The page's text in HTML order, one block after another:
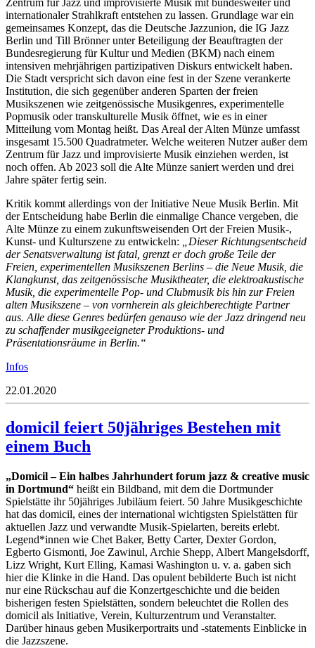
Zentrum für Jazz und improvisierte Musik mit bundesweiter und
internationaler Strahlkraft entstehen zu lassen. Grundlage war ein
gemeinsames Konzept, das die Deutsche Jazzunion, die IG Jazz
Berlin und Till Brönner unter Beteiligung der Beauftragten der
Bundesregierung für Kultur und Medien (BKM) nach einem
intensiven mehrjährigen partizipativen Diskurs entwickelt haben.
Die Stadt verspricht sich davon eine fest in der Szene verankerte
Institution, die sich gegenüber anderen Sparten der freien
Musikszenen wie zeitgenössische Musikgenres, experimentelle
Popmusik oder transkulturelle Musik öffnet, wie es in einer
Mitteilung vom Montag heißt. Das Areal der Alten Münze umfasst
insgesamt 15.500 Quadratmeter. Welche weiteren Nutzer außer dem
Zentrum für Jazz und improvisierte Musik einziehen werden, ist
noch offen. Ab 2023 soll die Alte Münze saniert werden und drei
Jahre später fertig sein.
Kritik kommt allerdings von der Initiative Neue Musik Berlin. Mit
der Entscheidung habe Berlin die einmalige Chance vergeben, die
Alte Münze zu einem zukunftsweisenden Ort der Freien Musik-,
Kunst- und Kulturszene zu entwickeln:
„Dieser Richtungsentscheid
der Senatsverwaltung ist fatal, grenzt er doch große Teile der
Freien, experimentellen Musikszenen Berlins – die Neue Musik, die
Klangkunst, das zeitgenössische Musiktheater, die elektroakustische
Musik, die experimentelle Pop- und Clubmusik bis hin zur Freien
alten Musikszene – von vornherein als gleichberechtigte Partner
aus. Alle diese Genres bedürfen genauso wie der Jazz dringend neu
zu schaffender musikgeeigneter Produktions- und
Präsentationsräume in Berlin.“
Infos
22.01.2020
domicil feiert 50jähriges Bestehen mit
einem Buch
„Domicil – Ein halbes Jahrhundert forum jazz & creative music
in Dortmund“ heißt ein Bildband, mit dem die Dortmunder
Spielstätte ihr 50jähriges Jubiläum feiert. 50 Jahre Musikgeschichte
hat das domicil, eines der international wichtigsten Spielstätten für
aktuellen Jazz und verwandte Musik-Spielarten, bereits erlebt.
Legend*innen wie Chet Baker, Betty Carter, Dexter Gordon,
Egberto Gismonti, Joe Zawinul, Archie Shepp, Albert Mangelsdorff,
Lizz Wright, Kurt Elling, Kamasi Washington u. v. a. gaben sich
hier die Klinke in die Hand. Das opulent bebilderte Buch ist nicht
nur eine Rückschau auf die Konzertgeschichte und die beiden
bisherigen festen Spielstätten, sondern beleuchtet die Rollen des
domicil als Initiative, Verein, Kulturzentrum und Veranstalter.
Darüber hinaus geben Musikerportraits und -statements Einblicke in
die Jazzszene.